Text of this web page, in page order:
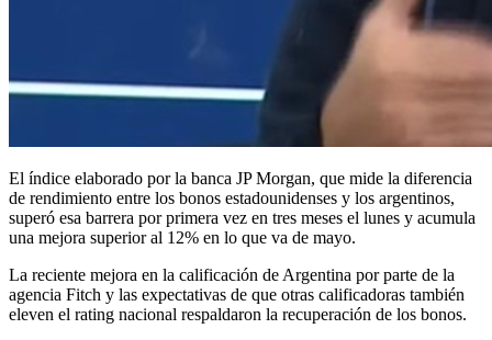
El índice elaborado por la banca JP Morgan, que mide la diferencia
de rendimiento entre los bonos estadounidenses y los argentinos,
superó esa barrera por primera vez en tres meses el lunes y acumula
una mejora superior al 12% en lo que va de mayo.
La reciente mejora en la calificación de Argentina por parte de la
agencia Fitch y las expectativas de que otras calificadoras también
eleven el rating nacional respaldaron la recuperación de los bonos.